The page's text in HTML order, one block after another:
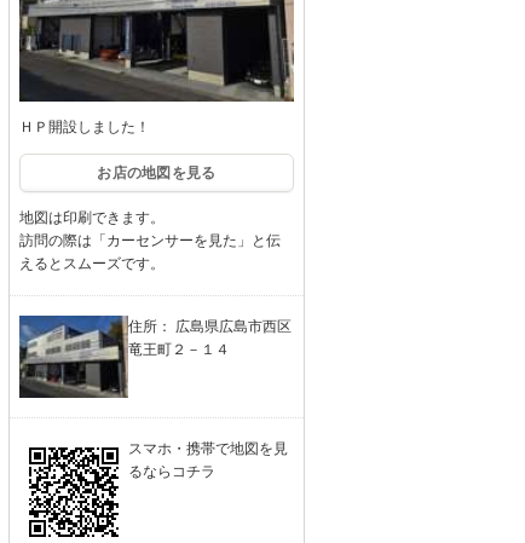
ＨＰ開設しました！
お店の地図を見る
地図は印刷できます。
訪問の際は「カーセンサーを見た」と伝
えるとスムーズです。
住所： 広島県広島市西区
竜王町２－１４
スマホ・携帯で地図を見
るならコチラ